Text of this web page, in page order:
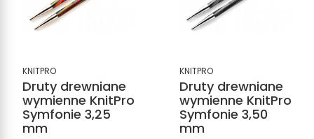
KNITPRO
Druty drewniane
wymienne KnitPro
Symfonie 3,25
mm
KNITPRO
Druty drewniane
wymienne KnitPro
Symfonie 3,50
mm